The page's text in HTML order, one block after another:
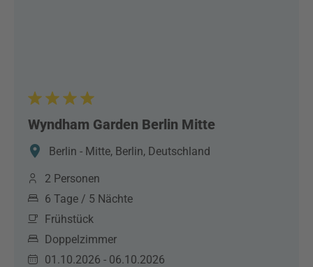
Wyndham Garden Berlin Mitte
Berlin - Mitte, Berlin, Deutschland
2 Personen
6 Tage / 5 Nächte
Frühstück
Doppelzimmer
01.10.2026 - 06.10.2026